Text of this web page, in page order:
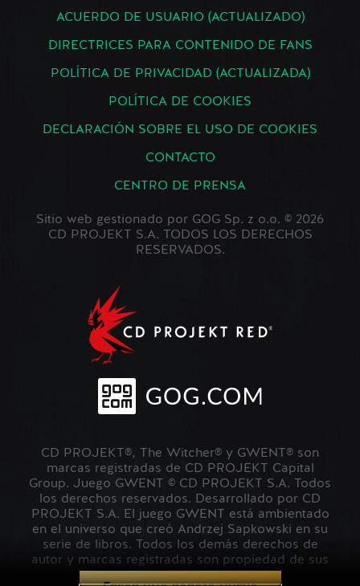
ACUERDO DE USUARIO (ACTUALIZADO)
DIRECTRICES PARA CONTENIDO DE FANS
POLÍTICA DE PRIVACIDAD (ACTUALIZADA)
POLÍTICA DE COOKIES
DECLARACIÓN SOBRE EL USO DE COOKIES
CONTACTO
CENTRO DE PRENSA
Sitio web gestionado por GOG Sp. z o.o. © 2026
CD PROJEKT S.A. TODOS LOS DERECHOS
RESERVADOS.
CD PROJEKT®, The Witcher® y GWENT® son
marcas registradas de CD PROJEKT Capital
Group. Juego GWENT © CD PROJEKT S.A. Todos
los derechos reservados. Desarrollado por CD
PROJEKT S.A. El juego GWENT está ambientado
en el universo que creó Andrzej Sapkowski en su
serie de libros. Todos los demás derechos de
autor y marcas registradas son propiedad de sus
respectivos propietarios.